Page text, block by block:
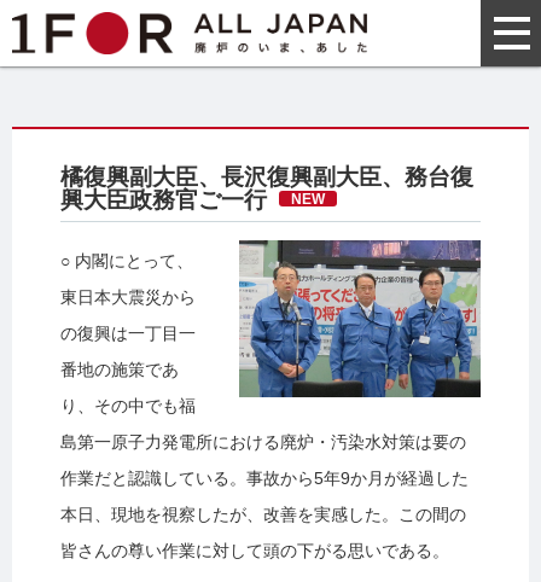
橘復興副大臣、長沢復興副大臣、務台復
興大臣政務官ご一行
NEW
○ 内閣にとって、
東日本大震災から
の復興は一丁目一
番地の施策であ
り、その中でも福
島第一原子力発電所における廃炉・汚染水対策は要の
作業だと認識している。事故から5年9か月が経過した
本日、現地を視察したが、改善を実感した。この間の
皆さんの尊い作業に対して頭の下がる思いである。